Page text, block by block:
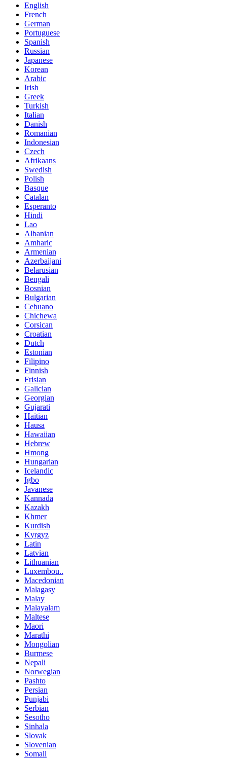
English
French
German
Portuguese
Spanish
Russian
Japanese
Korean
Arabic
Irish
Greek
Turkish
Italian
Danish
Romanian
Indonesian
Czech
Afrikaans
Swedish
Polish
Basque
Catalan
Esperanto
Hindi
Lao
Albanian
Amharic
Armenian
Azerbaijani
Belarusian
Bengali
Bosnian
Bulgarian
Cebuano
Chichewa
Corsican
Croatian
Dutch
Estonian
Filipino
Finnish
Frisian
Galician
Georgian
Gujarati
Haitian
Hausa
Hawaiian
Hebrew
Hmong
Hungarian
Icelandic
Igbo
Javanese
Kannada
Kazakh
Khmer
Kurdish
Kyrgyz
Latin
Latvian
Lithuanian
Luxembou..
Macedonian
Malagasy
Malay
Malayalam
Maltese
Maori
Marathi
Mongolian
Burmese
Nepali
Norwegian
Pashto
Persian
Punjabi
Serbian
Sesotho
Sinhala
Slovak
Slovenian
Somali